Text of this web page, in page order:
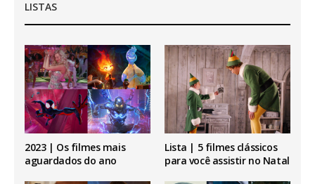
LISTAS
2023 | Os filmes mais
aguardados do ano
Lista | 5 filmes clássicos
para você assistir no Natal